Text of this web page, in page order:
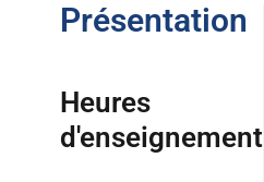
Présentation
Heures
d'enseignement